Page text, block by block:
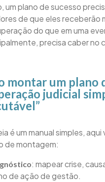
um plano de sucesso
de que eles receberão
do que em uma
precisa caber no
montar um plano
judicial
é um manual simples, aqui
de montagem:
: mapear crise,
de ação de gestão.